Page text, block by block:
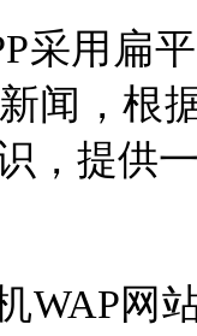
采用扁
闻，根
，提供
WAP网